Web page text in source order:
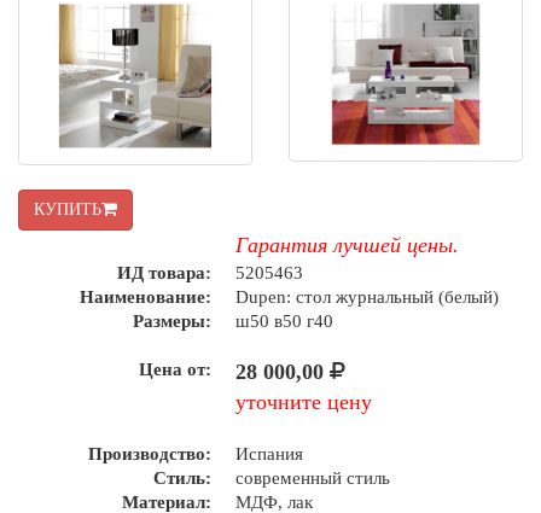
КУПИТЬ
Гарантия лучшей цены.
ИД товара:
5205463
Наименование:
Dupen: стол журнальный (белый)
Размеры:
ш50 в50 г40
Цена от:
28 000,00
уточните цену
Производство:
Испания
Стиль:
современный стиль
Материал:
МДФ, лак